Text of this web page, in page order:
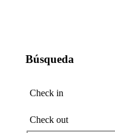
Búsqueda
Check in
Check out